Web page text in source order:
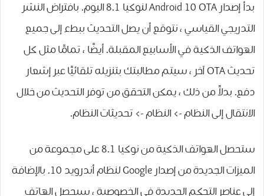
بدأ إصدار Android 10 OTA لنوكيا 8.1 اليوم. بافتراض النشر
التدريجي القياسي ، نتوقع أن يصل التحديث ببطء إلى جميع
الهواتف الذكية في الأسابيع المقبلة. أيضًا ، تمامًا مثل كل
تحديث OTA آخر ، سيتم مطالبتك بتنزيله تلقائيًا عبر إشعار
دفع. بدلاً من ذلك ، يمكن التحقق من توفر التحديث من خلال
الانتقال إلى النظام -> النظام -> تحديثات النظام.
ستحصل الهواتف الذكية من نوكيا 8.1 على مجموعة من
الميزات الجديدة من إصدار Google لنظام أندرويد 10. بالإضافة
إلى عناصر التحكم الجديدة في الخصوصية ، سيحصل الهاتف